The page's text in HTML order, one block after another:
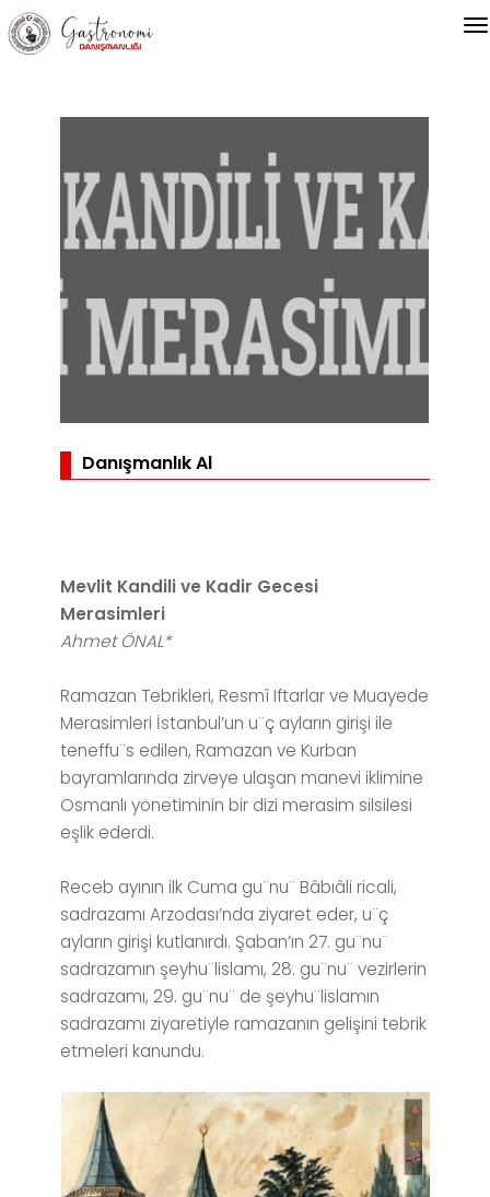
Danışmanlık Al
Mevlit Kandili ve Kadir Gecesi
Merasimleri
Ahmet ÖNAL*
Ramazan Tebrikleri, Resmî Iftarlar ve Muayede
Merasimleri İstanbul’un u¨ç ayların girişi ile
teneffu¨s edilen, Ramazan ve Kurban
bayramlarında zirveye ulaşan manevi iklimine
Osmanlı yönetiminin bir dizi merasim silsilesi
eşlik ederdi.
Receb ayının ilk Cuma gu¨nu¨ Bâbıâli ricali,
sadrazamı Arzodası’nda ziyaret eder, u¨ç
ayların girişi kutlanırdı. Şaban’ın 27. gu¨nu¨
sadrazamın şeyhu¨lislamı, 28. gu¨nu¨ vezirlerin
sadrazamı, 29. gu¨nu¨ de şeyhu¨lislamın
sadrazamı ziyaretiyle ramazanın gelişini tebrik
etmeleri kanundu.